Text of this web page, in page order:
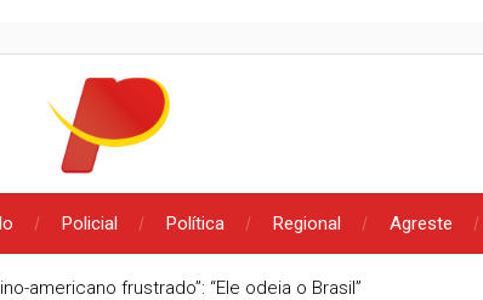
Policial Política Regional Agreste
americano frustrado”: “Ele odeia o Brasil”